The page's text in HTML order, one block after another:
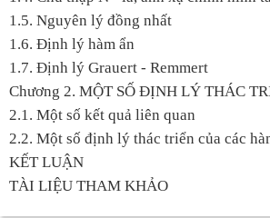
1.5. Nguyên lý đồng nhất
1.6. Định lý hàm ẩn
1.7. Định lý Grauert - Remmert
Chương 2. MỘT SỐ ĐỊNH LÝ THÁC
2.1. Một số kết quả liên quan
2.2. Một số định lý thác triển của các
KẾT LUẬN
TÀI LIỆU THAM KHẢO